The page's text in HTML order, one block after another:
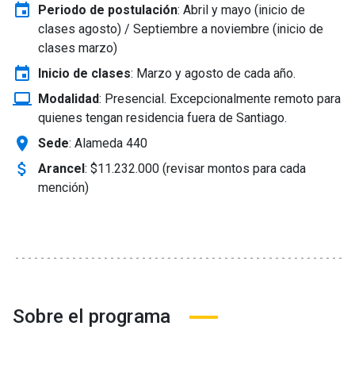
event Periodo de postulación: Abril y mayo (inicio de
clases agosto) / Septiembre a noviembre (inicio de
clases marzo)
event Inicio de clases: Marzo y agosto de cada año.
laptop_windows Modalidad: Presencial. Excepcionalmente remoto para
quienes tengan residencia fuera de Santiago.
location_on Sede: Alameda 440
attach_money Arancel: $11.232.000 (revisar montos para cada
mención)
Sobre el programa